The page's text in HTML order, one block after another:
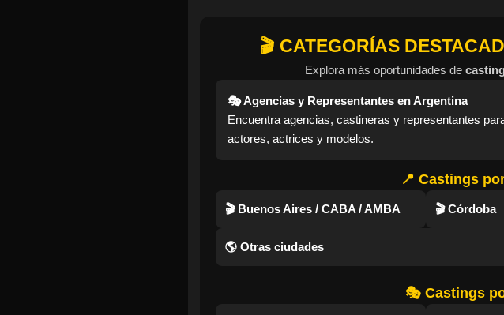
🎬 CATEGORÍAS
Explora más oportunidades de
🎭 Agencias y Representantes en Argentina
Encuentra agencias, castineras y representantes
actores, actrices y modelos.
📍 Castings
🎬 Buenos Aires / CABA / AMBA 🎬 Córdoba
🌎 Otras ciudades
🎭 Castings